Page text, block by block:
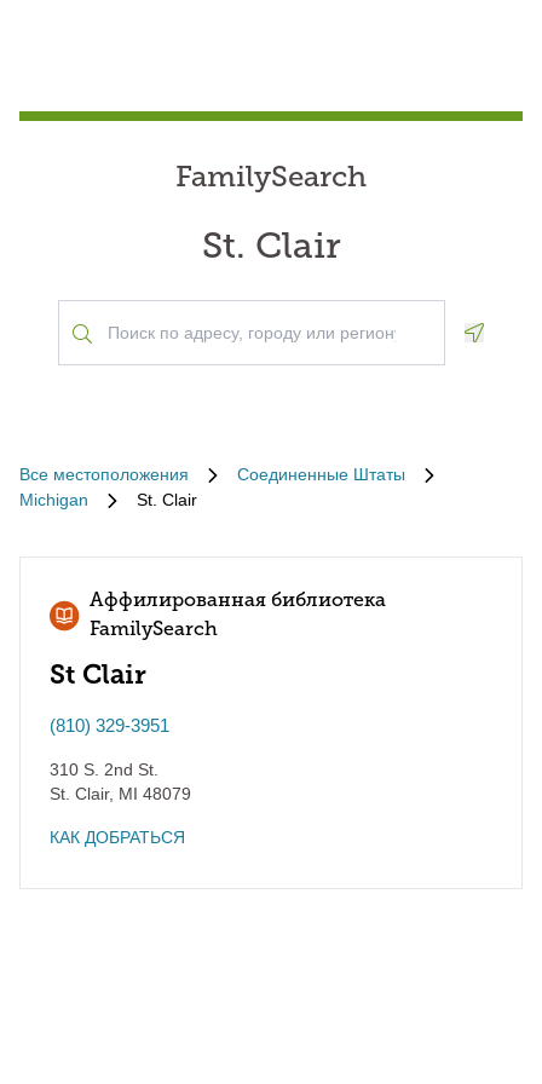
FamilySearch
St. Clair
Все местоположения
Соединенные Штаты
Michigan
St. Clair
Аффилированная библиотека
FamilySearch
St Clair
(810) 329-3951
310 S. 2nd St.
St. Clair, MI 48079
КАК ДОБРАТЬСЯ